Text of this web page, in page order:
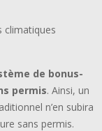
climatiques
de bonus-
permis. Ainsi, un
n’en subira
sans permis.